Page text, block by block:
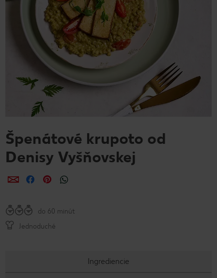
Špenátové krupoto od
Denisy Vyšňovskej
ZdieľaťZdieľaťZdieľať
do 60 minút
Jednoduché
Ingrediencie